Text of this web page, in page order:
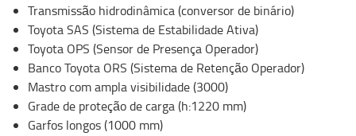
Transmissão hidrodinâmica (conversor de binário)
Toyota SAS (Sistema de Estabilidade Ativa)
Toyota OPS (Sensor de Presença Operador)
Banco Toyota ORS (Sistema de Retenção Operador)
Mastro com ampla visibilidade (3000)
Grade de proteção de carga (h:1220 mm)
Garfos longos (1000 mm)